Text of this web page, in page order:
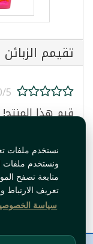
نستخدم ملفات
ونستخدم ملفات
متابعة تصفح
تعريف الارتباط
سياسة
تقيمم
5
قيم هذا المنتج!
قيم المنتج
معلومات عنا